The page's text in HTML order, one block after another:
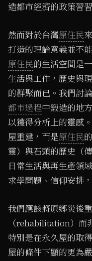
造都市經濟的政策習
然而對於台灣原住民
打造的理論意義並不
原住民的生活空間是
生活與工作，歷史與
的群聚而已。我們討
都市過程中鍛造的地
以獲得分析上的靈感
屋重建，而是原住民
靈）與石頭的歷史（
日常生活與再生產領
求學問題、信仰安排
我們應該將原鄉災後
（rehabilitation）而
特別是在永久屋的取
屋的條件下顯的更為